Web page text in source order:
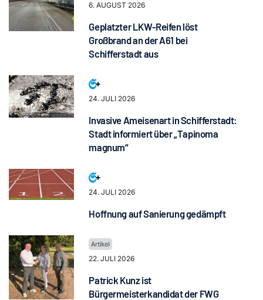
6. AUGUST 2026
Geplatzter LKW-Reifen löst
Großbrand an der A61 bei
Schifferstadt aus
24. JULI 2026
Invasive Ameisenart in Schifferstadt:
Stadt informiert über „Tapinoma
magnum“
24. JULI 2026
Hoffnung auf Sanierung gedämpft
22. JULI 2026
Patrick Kunz ist
Bürgermeisterkandidat der FWG